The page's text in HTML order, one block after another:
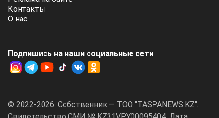
Контакты
О нас
Подпишись на наши социальные cети
© 2022-2026. Собственник — ТОО "TASPANEWS.KZ".